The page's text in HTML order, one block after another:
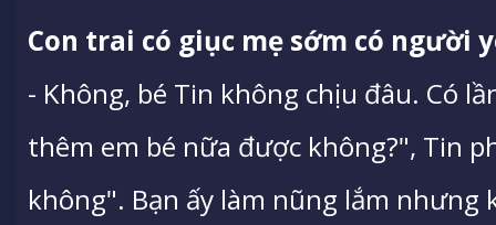
Con trai có giục mẹ sớm có người
- Không, bé Tin không chịu đâu. Có
thêm em bé nữa được không?", Tin
không". Bạn ấy làm nũng lắm